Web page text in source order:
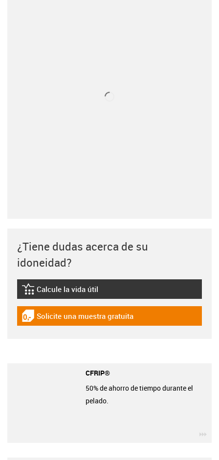
¿Tiene dudas acerca de su
idoneidad?
igus-icon-lebensdauerrechner
Calcule la vida útil
igus-icon-gratismuster
Solicite una muestra gratuita
CFRIP®
50% de ahorro de tiempo durante el
pelado.